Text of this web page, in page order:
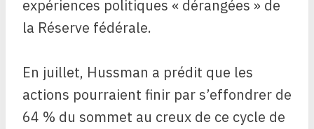
expériences politiques « dérangées » de
la Réserve fédérale.
En juillet, Hussman a prédit que les
actions pourraient finir par s’effondrer de
64 % du sommet au creux de ce cycle de